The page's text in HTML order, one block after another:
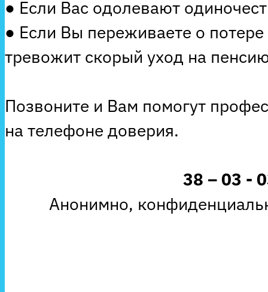
● Если Вас одолевают
● Если Вы переживаете о
тревожит скорый уход на
Позвоните и Вам помогут
на телефоне доверия.
38 – 03 -
Анонимно,